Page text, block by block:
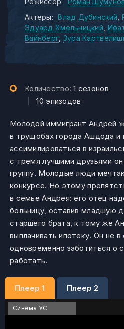
Режиссер:
Роман Шумунов
Актеры:
Влад Дубинский
Эдуард Хмельницкий
Вайнберг Зура
Количество:1 сезонов
|10 эпизодов
Молодой иммигрант Андрей
в трущобах города Ашдода и
ассимилироваться в
с тремя лучшими друзьями
группу. Молодые люди
конкурсе. Но этому
в семье Андрея: его отец
больницу, оставив младшую
старшего брата, к тому же
выплачивать ипотеку. Он не в
одновременно заботиться о
работать.
Плеер 1 Плеер 2
Синема УС